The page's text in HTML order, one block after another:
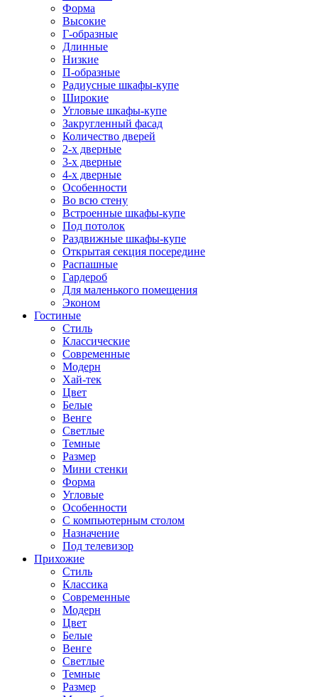
Форма
Высокие
Г-образные
Длинные
Низкие
П-образные
Радиусные шкафы-купе
Широкие
Угловые шкафы-купе
Закругленный фасад
Количество дверей
2-х дверные
3-х дверные
4-х дверные
Особенности
Во всю стену
Встроенные шкафы-купе
Под потолок
Раздвижные шкафы-купе
Открытая секция посередине
Распашные
Гардероб
Для маленького помещения
Эконом
Гостиные
Стиль
Классические
Современные
Модерн
Хай-тек
Цвет
Белые
Венге
Светлые
Темные
Размер
Мини стенки
Форма
Угловые
Особенности
С компьютерным столом
Назначение
Под телевизор
Прихожие
Стиль
Классика
Современные
Модерн
Цвет
Белые
Венге
Светлые
Темные
Размер